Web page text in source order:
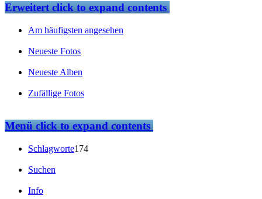
Erweitertclick to expand contents
Am häufigsten angesehen
Neueste Fotos
Neueste Alben
Zufällige Fotos
Menüclick to expand contents
Schlagworte174
Suchen
Info